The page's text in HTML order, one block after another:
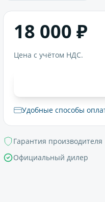
18 000 ₽
Цена с учётом НДС.
Удобные способы
Гарантия производителя
Официальный дилер